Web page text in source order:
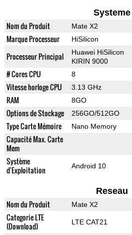
Systeme
Nom du Produit Mate X2
Marque Processeur HiSilicon
Processeur Principal
Huawei HiSilicon
KIRIN 9000
# Cores CPU 8
Vitesse horloge CPU 3.13 GHz
RAM 8GO
Options de Stockage 256GO/512GO
Type Carte Mémoire Nano Memory
Capacité Max. Carte
Mem
Système
d'Exploitation
Android 10
Reseau
Nom du Produit Mate X2
Categorie LTE
(Download)
LTE CAT21